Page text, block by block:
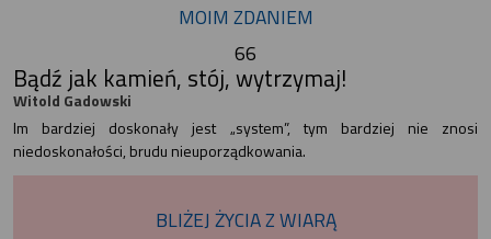
MOIM ZDANIEM
66
Bądź jak kamień, stój, wytrzymaj!
Witold Gadowski
Im bardziej doskonały jest „system”, tym bardziej nie znosi
niedoskonałości, brudu nieuporządkowania.
BLIŻEJ ŻYCIA Z WIARĄ